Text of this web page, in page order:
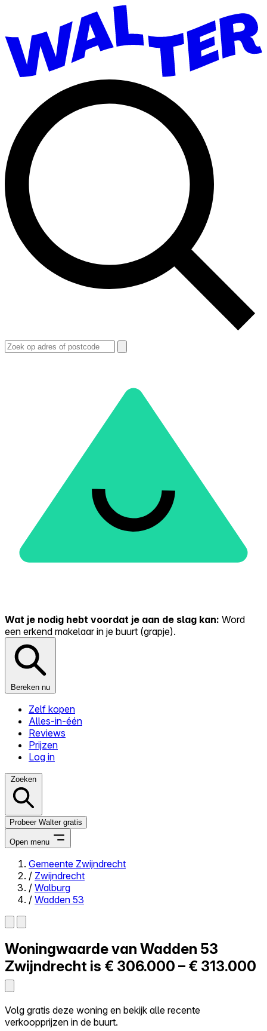
Wat je nodig hebt voordat je aan de slag kan: Word
een erkend makelaar in je buurt (grapje).
Bereken nu
Zelf kopen
Alles-in-één
Reviews
Prijzen
Log in
Zoeken
Probeer Walter gratis
Open menu
Close menu
Zelf kopen
Alles-in-één
Reviews
Log in
Probeer Walter gratis
Gemeente Zwijndrecht
/ Zwijndrecht
/ Walburg
/ Wadden 53
Woningwaarde van Wadden 53
Zwijndrecht is € 306.000 – € 313.000
Volg gratis deze woning en bekijk alle recente
verkoopprijzen in de buurt.